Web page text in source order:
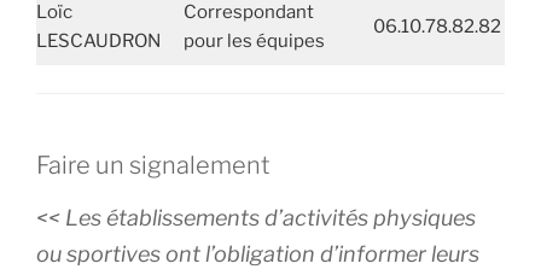
Loïc
LESCAUDRON
Correspondant
pour les équipes
06.10.78.82.82
Faire un signalement
<< Les établissements d’activités physiques
ou sportives ont l’obligation d’informer leurs